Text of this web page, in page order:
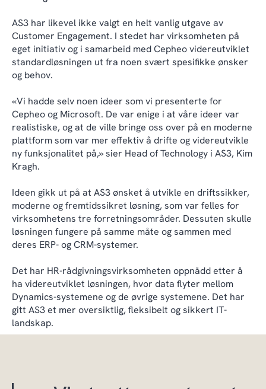
AS3 har likevel ikke valgt en helt vanlig utgave av
Customer Engagement. I stedet har virksomheten på
eget initiativ og i samarbeid med Cepheo videreutviklet
standardløsningen ut fra noen svært spesifikke ønsker
og behov.
«Vi hadde selv noen ideer som vi presenterte for
Cepheo og Microsoft. De var enige i at våre ideer var
realistiske, og at de ville bringe oss over på en moderne
plattform som var mer effektiv å drifte og videreutvikle
ny funksjonalitet på,» sier Head of Technology i AS3, Kim
Kragh.
Ideen gikk ut på at AS3 ønsket å utvikle en driftssikker,
moderne og fremtidssikret løsning, som var felles for
virksomhetens tre forretningsområder. Dessuten skulle
løsningen fungere på samme måte og sammen med
deres ERP- og CRM-systemer.
Det har HR-rådgivningsvirksomheten oppnådd etter å
ha videreutviklet løsningen, hvor data flyter mellom
Dynamics-systemene og de øvrige systemene. Det har
gitt AS3 et mer oversiktlig, fleksibelt og sikkert IT-
landskap.